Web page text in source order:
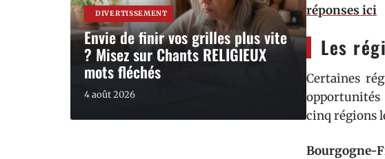
DIVERTISSEMENT
Envie de finir vos grilles plus vite
? Misez sur Chants RELIGIEUX
mots fléchés
4 août 2026
réponses ici
Les
Certaines
opportunités
cinq régions
Bourgogne-